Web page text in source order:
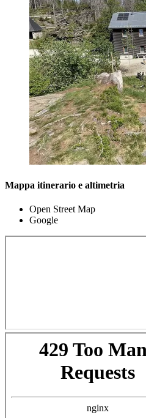
Mappa itinerario e altimetria
Open Street Map
Google